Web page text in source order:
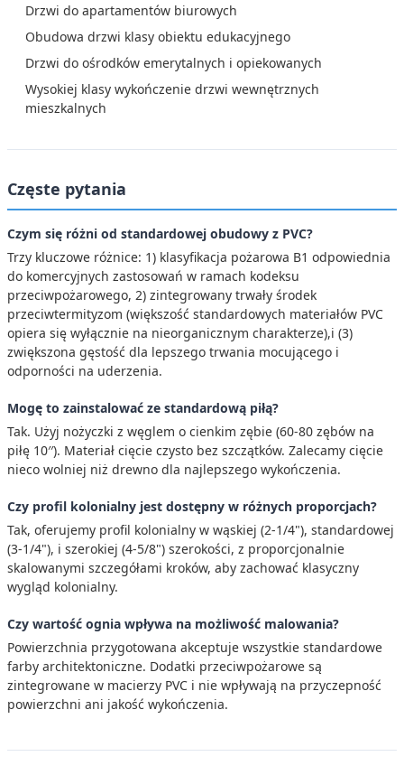
Drzwi do apartamentów biurowych
Obudowa drzwi klasy obiektu edukacyjnego
Drzwi do ośrodków emerytalnych i opiekowanych
Wysokiej klasy wykończenie drzwi wewnętrznych
mieszkalnych
Częste pytania
Czym się różni od standardowej obudowy z PVC?
Trzy kluczowe różnice: 1) klasyfikacja pożarowa B1 odpowiednia
do komercyjnych zastosowań w ramach kodeksu
przeciwpożarowego, 2) zintegrowany trwały środek
przeciwtermityzom (większość standardowych materiałów PVC
opiera się wyłącznie na nieorganicznym charakterze),i (3)
zwiększona gęstość dla lepszego trwania mocującego i
odporności na uderzenia.
Mogę to zainstalować ze standardową piłą?
Tak. Użyj nożyczki z węglem o cienkim zębie (60-80 zębów na
piłę 10′′). Materiał cięcie czysto bez szczątków. Zalecamy cięcie
nieco wolniej niż drewno dla najlepszego wykończenia.
Czy profil kolonialny jest dostępny w różnych proporcjach?
Tak, oferujemy profil kolonialny w wąskiej (2-1/4"), standardowej
(3-1/4"), i szerokiej (4-5/8") szerokości, z proporcjonalnie
skalowanymi szczegółami kroków, aby zachować klasyczny
wygląd kolonialny.
Czy wartość ognia wpływa na możliwość malowania?
Powierzchnia przygotowana akceptuje wszystkie standardowe
farby architektoniczne. Dodatki przeciwpożarowe są
zintegrowane w macierzy PVC i nie wpływają na przyczepność
powierzchni ani jakość wykończenia.